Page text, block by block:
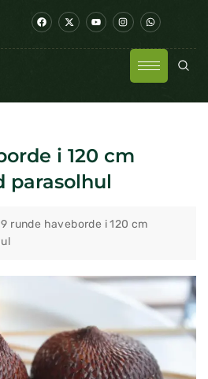
i 120 cm
parasolhul
9 runde haveborde i 120 cm